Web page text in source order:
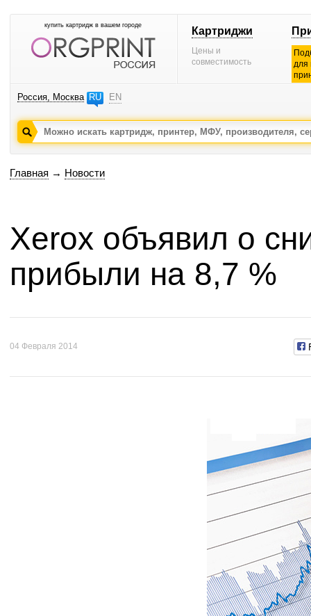
купить картридж в вашем городе Картриджи
Цены и
совместимость
для
Россия, Москва RU EN
Главная → Новости
Xerox объявил о
прибыли на 8,7 %
04 Февраля 2014